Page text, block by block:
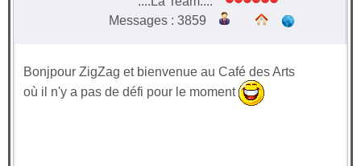
Messages : 3859
Bonjpour ZigZag et bienvenue au Café des Arts
où il n'y a pas de défi pour le moment